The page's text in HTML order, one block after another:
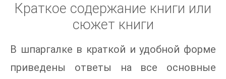
Краткое содержание книги или
сюжет книги
В шпаргалке в краткой и удобной форме
приведены ответы на все основные